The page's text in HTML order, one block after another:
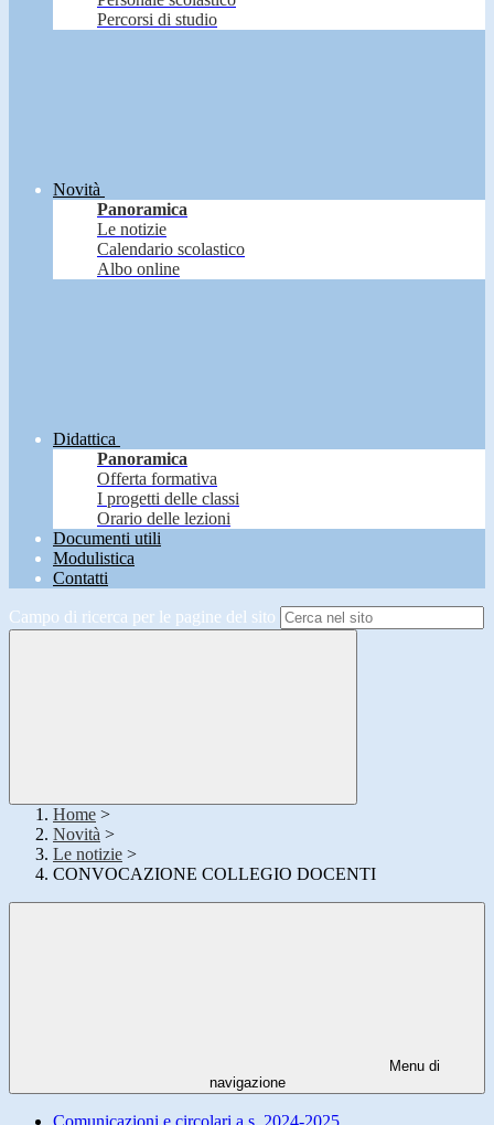
Percorsi di studio
Novità
Panoramica
Le notizie
Calendario scolastico
Albo online
Didattica
Panoramica
Offerta formativa
I progetti delle classi
Orario delle lezioni
Documenti utili
Modulistica
Contatti
Campo di ricerca per le pagine del sito
Home >
Novità >
Le notizie >
CONVOCAZIONE COLLEGIO DOCENTI
Menu di
navigazione